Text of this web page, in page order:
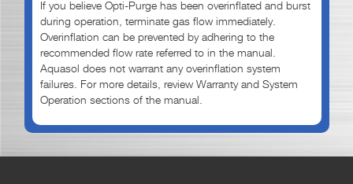
If you believe Opti-Purge has been overinflated and burst
during operation, terminate gas flow immediately.
Overinflation can be prevented by adhering to the
recommended flow rate referred to in the manual.
Aquasol does not warrant any overinflation system
failures. For more details, review Warranty and System
Operation sections of the manual.